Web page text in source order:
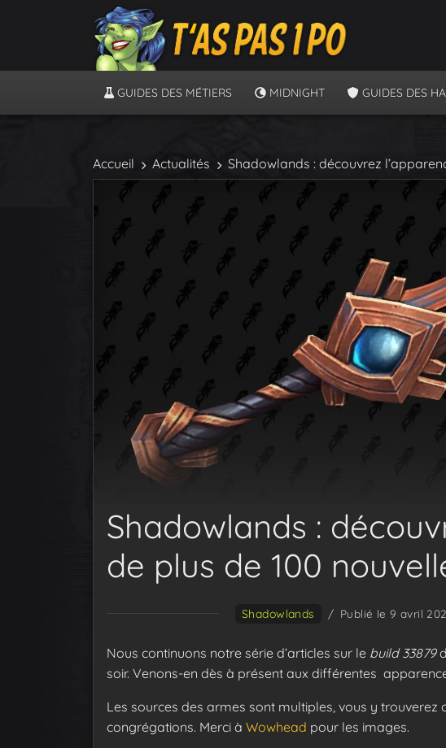
GUIDES DES MÉTIERS MIDNIGHT GUIDES DES
Accueil Actualités Shadowlands : découvrez
Shadowlands :
de plus de 100
Shadowlands / Publié le 9 avril
Nous continuons notre série d’articles sur le build 33879
soir. Venons-en dès à présent aux différentes
Les sources des armes sont multiples, vous y trouverez
congrégations. Merci à Wowhead pour les images.